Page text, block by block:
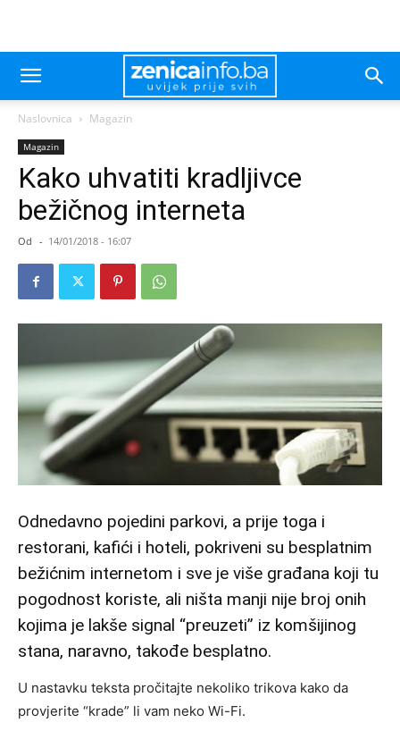
Naslovnica Magazin
Magazin
Kako uhvatiti kradljivce
bežičnog interneta
Od - 14/01/2018 - 16:07
Odnedavno pojedini parkovi, a prije toga i
restorani, kafići i hoteli, pokriveni su besplatnim
bežićnim internetom i sve je više građana koji tu
pogodnost koriste, ali ništa manji nije broj onih
kojima je lakše signal “preuzeti” iz komšijinog
stana, naravno, takođe besplatno.
U nastavku teksta pročitajte nekoliko trikova kako da
provjerite “krade” li vam neko Wi-Fi.